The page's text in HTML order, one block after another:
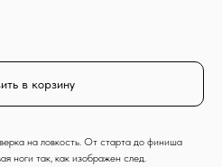
в корзину
на ловкость. От старта до финиша
ноги так, как изображен след.